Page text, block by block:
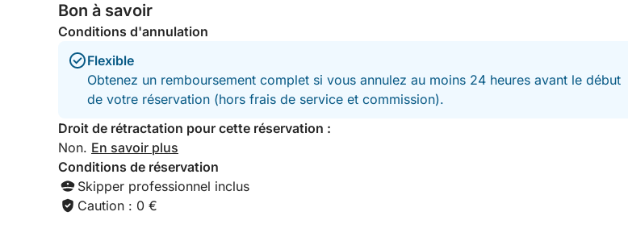
Bon à savoir
Conditions d'annulation
Flexible
Obtenez un remboursement complet si vous annulez au moins 24 heures avant le début
de votre réservation (hors frais de service et commission).
Droit de rétractation pour cette réservation :
Non. En savoir plus
Conditions de réservation
Skipper professionnel inclus
Caution : 0 €